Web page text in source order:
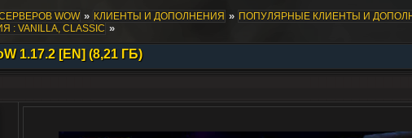
WOW » КЛИЕНТЫ И ДОПОЛНЕНИЯ » ПОПУЛЯРНЫЕ КЛИЕНТЫ И
VANILLA, CLASSIC »
1.17.2 [EN] (8,21 ГБ)